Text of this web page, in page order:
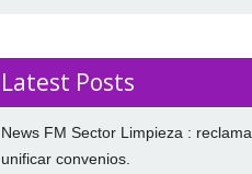
Latest Posts
News FM Sector Limpieza : reclama
unificar convenios.